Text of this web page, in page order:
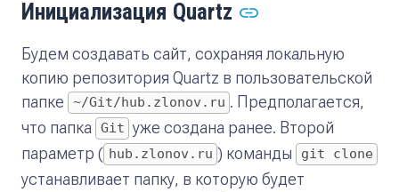
Инициализация Quartz
Будем создавать сайт, сохраняя локальную
копию репозитория Quartz в пользовательской
папке
~/Git/hub.zlonov.ru . Предполагается,
что папка
Git уже создана ранее. Второй
параметр ( hub.zlonov.ru ) команды git clone
устанавливает папку, в которую будет